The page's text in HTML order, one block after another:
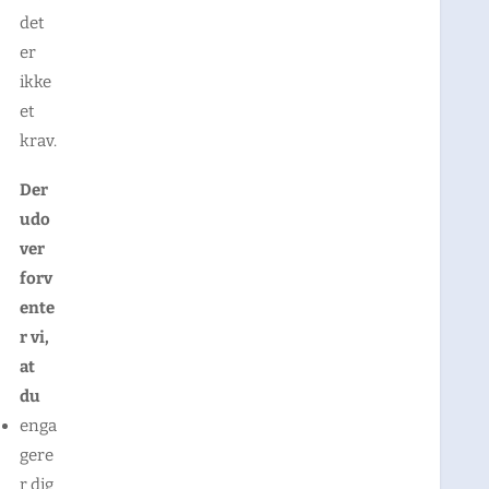
det
er
ikke
et
krav.
Der
udo
ver
forv
ente
r vi,
at
du
enga
gere